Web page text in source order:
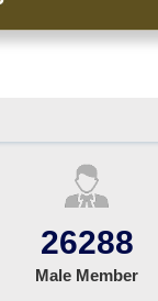
26288
Male Member